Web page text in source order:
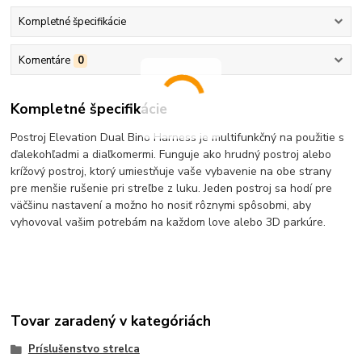
Kompletné špecifikácie
Komentáre 0
Kompletné špecifikácie
Postroj Elevation Dual Bino Harness je multifunkčný na použitie s
ďalekohľadmi a diaľkomermi. Funguje ako hrudný postroj alebo
krížový postroj, ktorý umiestňuje vaše vybavenie na obe strany
pre menšie rušenie pri streľbe z luku. Jeden postroj sa hodí pre
väčšinu nastavení a možno ho nosiť rôznymi spôsobmi, aby
vyhovoval vašim potrebám na každom love alebo 3D parkúre.
Tovar zaradený v kategóriách
Príslušenstvo strelca